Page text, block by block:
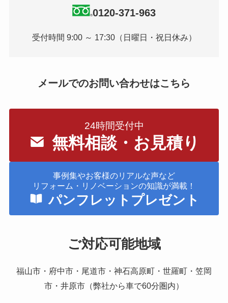
0120-371-963
受付時間 9:00 ～ 17:30（日曜日・祝日休み）
メールでのお問い合わせはこちら
24時間受付中
無料相談・お見積り
事例集やお客様のリアルな声など
リフォーム・リノベーションの知識が満載！
パンフレットプレゼント
ご対応可能地域
福山市・府中市・尾道市・神石高原町・世羅町・笠岡
市・井原市（弊社から車で60分圏内）